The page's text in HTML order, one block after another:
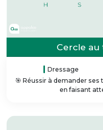
Cercle au
Dressage
🎯 Réussir à demander
en faisant